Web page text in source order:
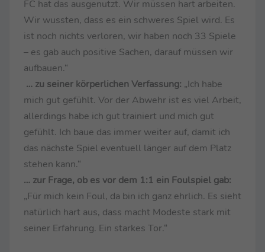
FC hat das ausgenutzt. Wir müssen hart arbeiten.
Wir wussten, dass es ein schweres Spiel wird. Es
ist noch nichts verloren, wir haben noch 33 Spiele
– es gab auch positive Sachen, darauf müssen wir
aufbauen.“
… zu seiner körperlichen Verfassung: „Ich habe
mich gut gefühlt. Vor der Abwehr ist es viel Arbeit,
allerdings habe ich gut trainiert und mich gut
gefühlt. Ich baue das immer weiter auf, damit ich
das nächste Spiel eventuell länger auf dem Platz
stehen kann.“
… zur Frage, ob es vor dem 1:1 ein Foulspiel gab:
„Für mich kein Foul, da bin ich ganz ehrlich. Es sieht
natürlich hart aus, dass macht Modeste stark mit
seiner Erfahrung. Ein starkes Tor.“